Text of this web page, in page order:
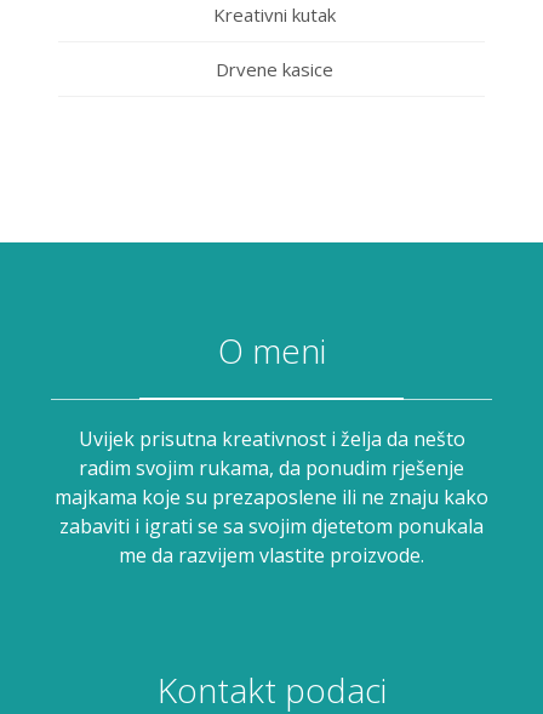
Kreativni kutak
Drvene kasice
O meni
Uvijek prisutna kreativnost i želja da nešto
radim svojim rukama, da ponudim rješenje
majkama koje su prezaposlene ili ne znaju kako
zabaviti i igrati se sa svojim djetetom ponukala
me da razvijem vlastite proizvode.
Kontakt podaci